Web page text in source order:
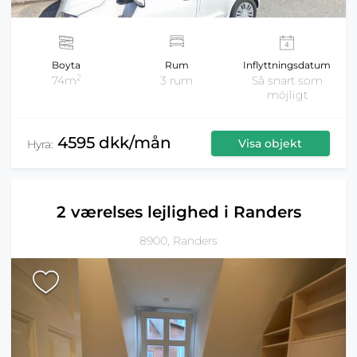
Boyta
74m2
Rum
3 rum
Inflyttningsdatum
Så snart som
möjligt
Hyra: 4595 dkk/mån Visa objekt
2 værelses lejlighed i Randers
8900, Randers